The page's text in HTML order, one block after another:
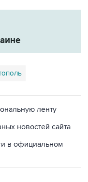
ленту
новостей сайта
в официальном